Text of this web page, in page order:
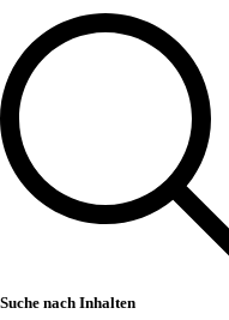
Suche nach Inhalten